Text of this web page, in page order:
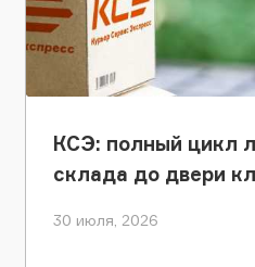
КСЭ: полный цикл
склада до двери
30 июля, 2026